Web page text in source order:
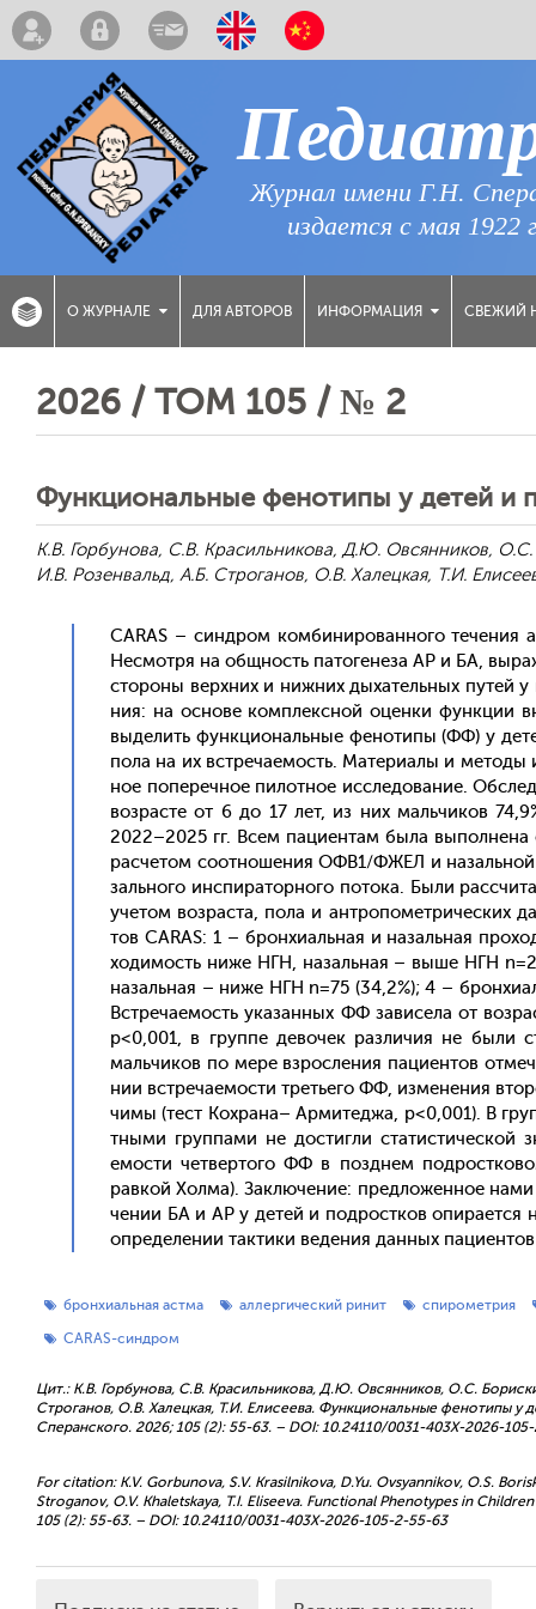
Журнал имени Г.Н.
издается с мая 1922
О ЖУРНАЛЕ ДЛЯ АВТОРОВ ИНФОРМАЦИЯ СВЕЖИЙ
2026 / ТОМ 105 / № 2
Функциональные фенотипы у детей и
К.В. Горбунова, С.В. Красильникова, Д.Ю. Овсянников,
И.В. Розенвальд, А.Б. Строганов, О.В. Халецкая, Т.И.
CARAS – син­дром ком­би­ниро­ван­но­го те­чения
Нес­мотря на об­щность па­тоге­неза АР и БА,
сто­роны вер­хних и ниж­них ды­хатель­ных пу­тей
ния: на ос­но­ве ком­плексной оцен­ки фун­кции
вы­делить фун­кци­ональ­ные фе­ноти­пы (ФФ) у
по­ла на их встре­ча­емость. Ма­тери­алы и
ное по­переч­ное пи­лот­ное ис­сле­дова­ние.
воз­расте от 6 до 17 лет, из них маль­чи­ков
2022–2025 гг. Всем па­ци­ен­там бы­ла
рас­че­том со­от­но­шения ОФВ1/ФЖЕЛ и
заль­но­го ин­спи­ратор­но­го по­тока. Бы­ли
уче­том воз­раста, по­ла и ан­тро­помет­ри­чес­ких
тов CARAS: 1 – брон­хи­аль­ная и на­заль­ная
ходи­мость ни­же НГН, на­заль­ная – вы­ше НГН
на­заль­ная – ни­же НГН n=75 (34,2%); 4 –
Встре­ча­емость ука­зан­ных ФФ за­висе­ла от
р<0,001, в груп­пе де­вочек раз­ли­чия не бы­ли
маль­чи­ков по ме­ре взрос­ле­ния па­ци­ен­тов
нии встре­ча­емос­ти треть­его ФФ, из­ме­нения
чимы (тест Кох­ра­на– Ар­ми­тед­жа, p<0,001). В
тны­ми груп­па­ми не дос­тигли ста­тис­ти­чес­кой
емос­ти чет­верто­го ФФ в поз­днем
равкой Хол­ма). Зак­лю­чение: пред­ло­жен­ное
чении БА и АР у де­тей и под­рос­тков
оп­ре­деле­нии так­ти­ки ве­дения дан­ных
бронхиальная астма аллергический ринит спирометрия
CARAS-синдром
Цит.: К.В. Горбунова, С.В. Красильникова, Д.Ю. Овсянников, О.С.
Строганов, О.В. Халецкая, Т.И. Елисеева. Функциональные фенотипы
Сперанского. 2026; 105 (2): 55-63. – DOI: 10.24110/0031-403X-2026-
For citation: K.V. Gorbunova, S.V. Krasilnikova, D.Yu. Ovsyannikov, O.S.
Stroganov, O.V. Khaletskaya, T.I. Eliseeva. Functional Phenotypes in
105 (2): 55-63. – DOI: 10.24110/0031-403X-2026-105-2-55-63